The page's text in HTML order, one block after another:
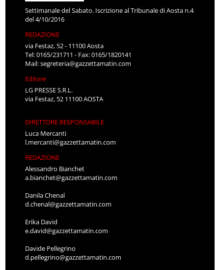
Settimanale del Sabato. Iscrizione al Tribunale di Aosta n.4
del 4/10/2016
REDAZIONE
via Festaz, 52 - 11100 Aosta
Tel: 0165/231711 - Fax: 0165/1820141
Mail:segreteria@gazzettamatin.com
Editore
LG PRESSE S.R.L.
via Festaz, 52 11100 AOSTA
DIRETTORE RESPONSABILE
Luca Mercanti
l.mercanti@gazzettamatin.com
REDAZIONE
Alessandro Bianchet
a.bianchet@gazzettamatin.com
Danila Chenal
d.chenal@gazzettamatin.com
Erika David
e.david@gazzettamatin.com
Davide Pellegrino
d.pellegrino@gazzettamatin.com